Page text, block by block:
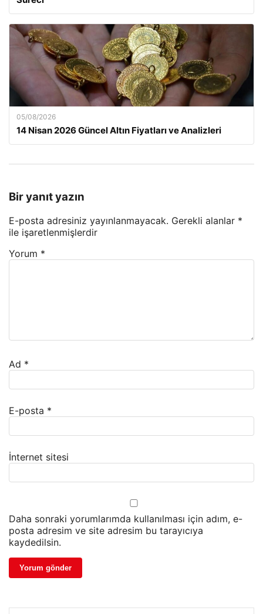
05/08/2026
14 Nisan 2026 Güncel Altın Fiyatları ve Analizleri
Bir yanıt yazın
E-posta adresiniz yayınlanmayacak. Gerekli alanlar *
ile işaretlenmişlerdir
Yorum *
Ad *
E-posta *
İnternet sitesi
Daha sonraki yorumlarımda kullanılması için adım, e-
posta adresim ve site adresim bu tarayıcıya
kaydedilsin.